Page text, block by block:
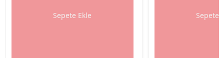
Sepete Ekle Sepete